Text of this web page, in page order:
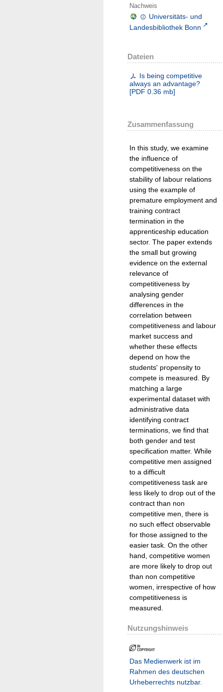
Nachweis
Universitäts- und
Landesbibliothek Bonn
Dateien
Is being competitive
always an advantage?
[PDF 0.36 mb]
Zusammenfassung
In this study, we examine
the influence of
competitiveness on the
stability of labour relations
using the example of
premature employment and
training contract
termination in the
apprenticeship education
sector. The paper extends
the small but growing
evidence on the external
relevance of
competitiveness by
analysing gender
differences in the
correlation between
competitiveness and labour
market success and
whether these effects
depend on how the
students' propensity to
compete is measured. By
matching a large
experimental dataset with
administrative data
identifying contract
terminations, we find that
both gender and test
specification matter. While
competitive men assigned
to a difficult
competitiveness task are
less likely to drop out of the
contract than non
competitive men, there is
no such effect observable
for those assigned to the
easier task. On the other
hand, competitive women
are more likely to drop out
than non competitive
women, irrespective of how
competitiveness is
measured.
Nutzungshinweis
Das Medienwerk ist im
Rahmen des deutschen
Urheberrechts nutzbar.